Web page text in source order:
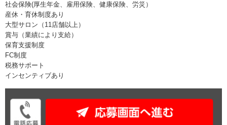
社会保険(厚生年金、雇用保険、健康保険、労災）
産休・育休制度あり
大型サロン（11店舗以上）
賞与（業績により支給）
保育支援制度
FC制度
税務サポート
インセンティブあり